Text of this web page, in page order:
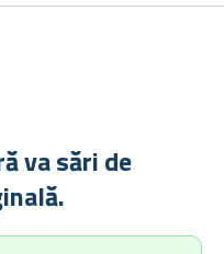
va sări de